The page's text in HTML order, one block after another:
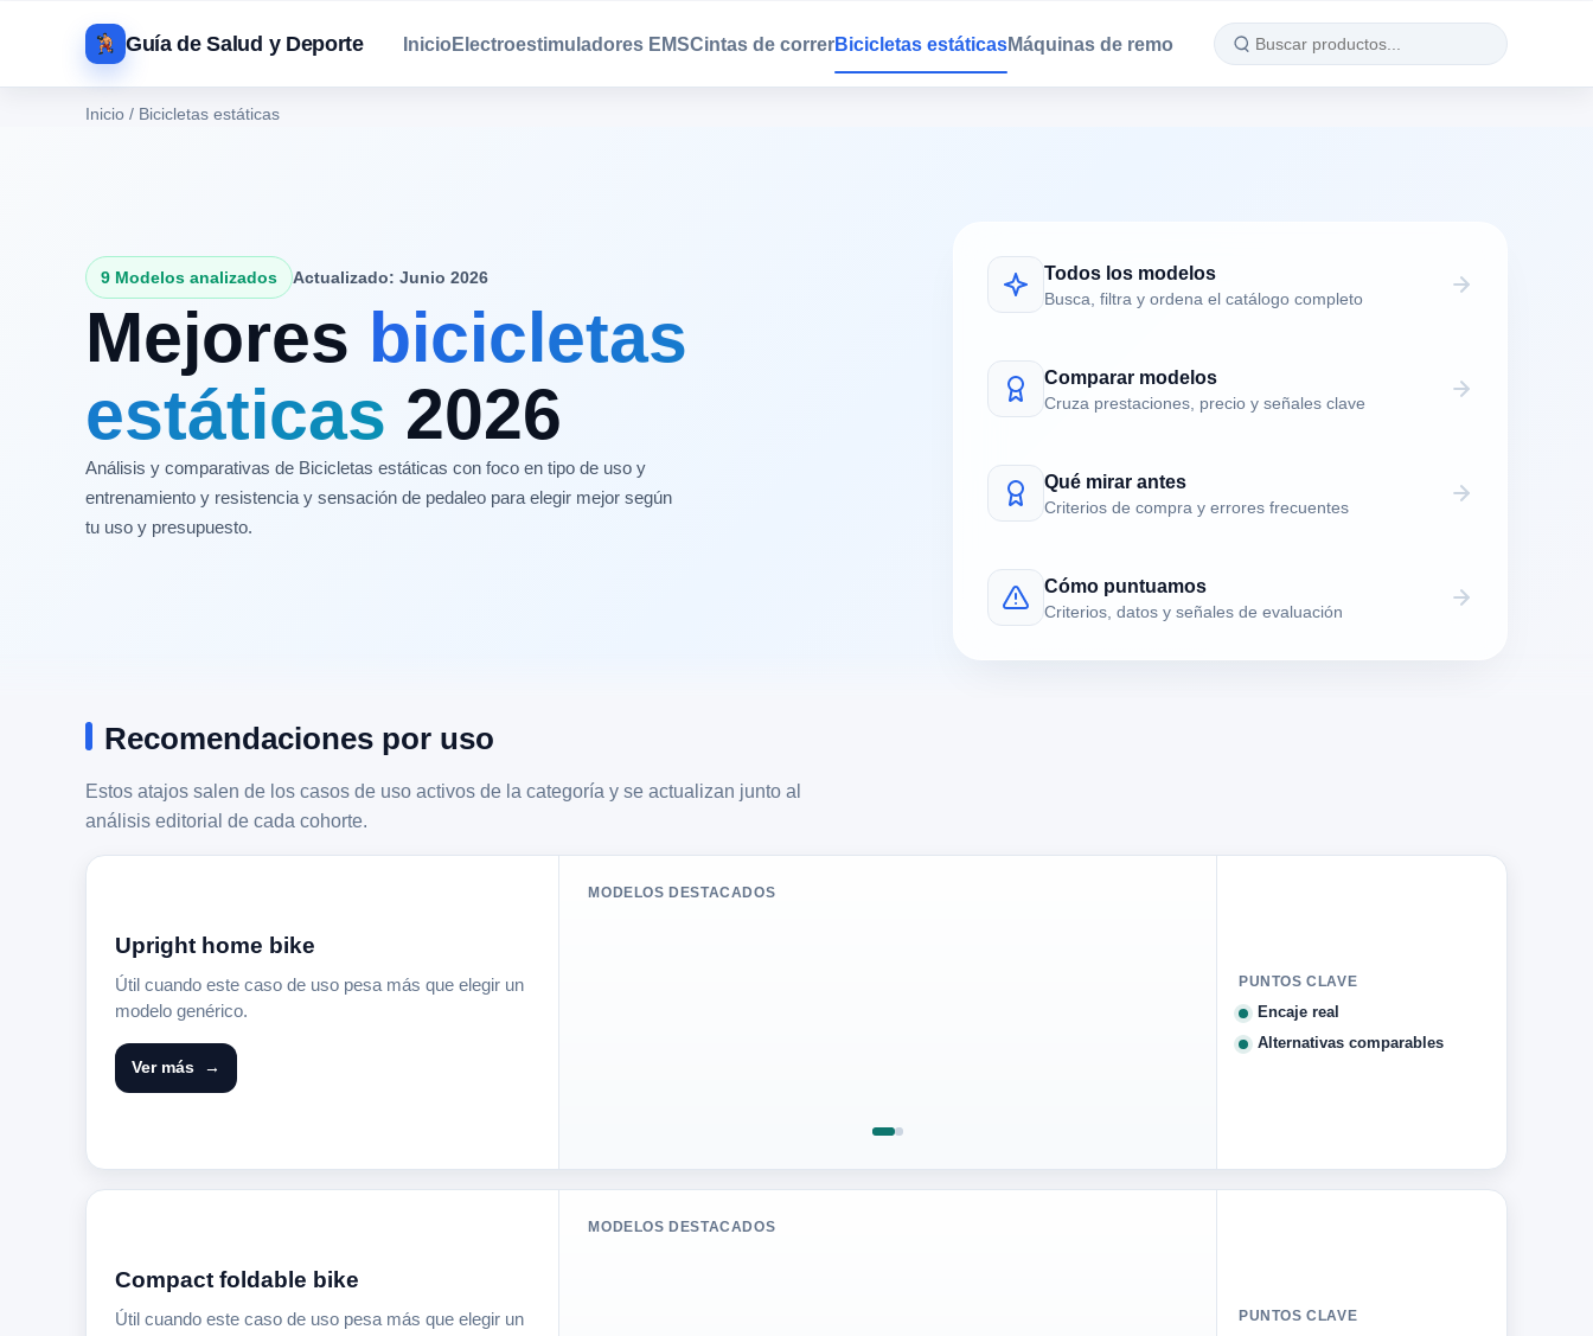
Guía de Salud y Deporte Inicio Electroestimuladores EMSCintas de correrBicicletas estáticasMáquinas de remo
Inicio / Bicicletas estáticas
9 Modelos analizados Actualizado: Junio 2026
Mejores bicicletas
estáticas 2026
Análisis y comparativas de Bicicletas estáticas con foco en tipo de uso y
entrenamiento y resistencia y sensación de pedaleo para elegir mejor según
tu uso y presupuesto.
Todos los modelos
Busca, filtra y ordena el catálogo completo
Comparar modelos
Cruza prestaciones, precio y señales clave
Qué mirar antes
Criterios de compra y errores frecuentes
Cómo puntuamos
Criterios, datos y señales de evaluación
Recomendaciones por uso
Estos atajos salen de los casos de uso activos de la categoría y se actualizan junto al
análisis editorial de cada cohorte.
Upright home bike
Útil cuando este caso de uso pesa más que elegir un
modelo genérico.
Ver más
MODELOS DESTACADOS
PUNTOS CLAVE
Encaje real
Alternativas comparables
Compact foldable bike
Útil cuando este caso de uso pesa más que elegir un
MODELOS DESTACADOS
PUNTOS CLAVE